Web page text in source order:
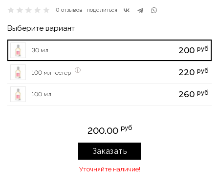
0 отзывов поделиться
Выберите вариант
30 мл 200 руб
100 мл тестер 220 руб
100 мл 260 руб
200.00 руб
Заказать
Уточняйте наличие!